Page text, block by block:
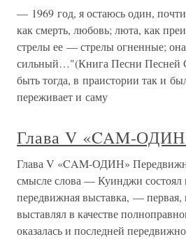
— 1969 год, я остаюсь один,
как смерть, любовь; люта, как
стрелы ее — стрелы огненные;
сильный…"(Книга Песни Песней
быть тогда, в праистории так и
переживает и саму
Глава V «CAM-
Глава V «CAM-ОДИН»
смысле слова — Куинджи состоял
передвижная выставка, —
выставлял в качестве
оказалась и последней